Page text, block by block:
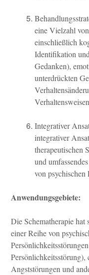
eine Vielzahl
einschließlich
Identifikation
Gedanken),
unterdrückten
Integrativer
integrativer
therapeutischen
und
von psychischen
Anwendungsgebiete:
Die Schematherapie
einer Reihe von
Persönlichkeitsstörung),
Angststörungen und